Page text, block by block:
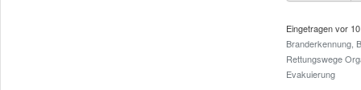
Eingetragen vor
Branderkennung,
Rettungswege
Evakuierung